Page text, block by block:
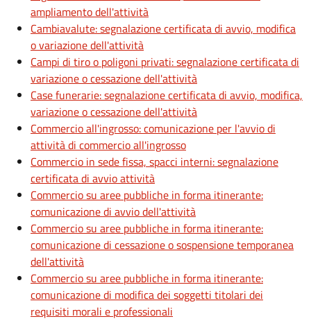
ampliamento dell'attività
Cambiavalute: segnalazione certificata di avvio, modifica
o variazione dell'attività
Campi di tiro o poligoni privati: segnalazione certificata di
variazione o cessazione dell'attività
Case funerarie: segnalazione certificata di avvio, modifica,
variazione o cessazione dell'attività
Commercio all'ingrosso: comunicazione per l'avvio di
attività di commercio all'ingrosso
Commercio in sede fissa, spacci interni: segnalazione
certificata di avvio attività
Commercio su aree pubbliche in forma itinerante:
comunicazione di avvio dell'attività
Commercio su aree pubbliche in forma itinerante:
comunicazione di cessazione o sospensione temporanea
dell'attività
Commercio su aree pubbliche in forma itinerante:
comunicazione di modifica dei soggetti titolari dei
requisiti morali e professionali